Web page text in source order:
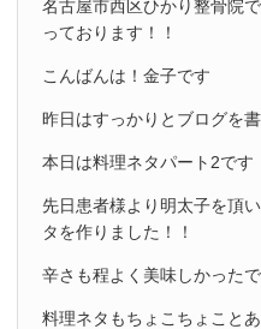
名古屋市西区ひかり整骨院
っております！！
こんばんは！金子です
昨日はすっかりとブログを
本日は料理ネタパート2です
先日患者様より明太子を頂
タを作りました！！
辛さも程よく美味しかった
料理ネタもちょこちょこと